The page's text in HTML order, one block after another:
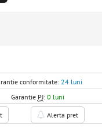
conformitate: 24 luni
Garantie PJ: 0 luni
Alerta pret